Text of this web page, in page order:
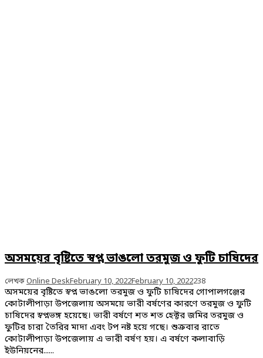
অসময়ের বৃষ্টিতে স্বপ্ন ভাঙলো তরমুজ ও ফুটি চাষিদের
লেখকOnline DeskFebruary 10, 2022February 10, 2022238
অসময়ের বৃষ্টিতে স্বপ্ন ভাঙলো তরমুজ ও ফুটি চাষিদের গোপালগঞ্জের
কোটালীপাড়া উপজেলায় অসময়ে ভারী বর্ষণের কারণে তরমুজ ও ফুটি
চাষিদের স্বপ্নভঙ্গ হয়েছে। ভারী বর্ষণে শত শত হেক্টর জমির তরমুজ ও
ফুটির চারা তৈরির মাদা এবং টপ নষ্ট হয়ে গছে। শুক্রবার রাতে
কোটালীপাড়া উপজেলায় এ ভারী বর্ষণ হয়। এ বর্ষণে কলাবাড়ি
ইউনিয়নের......